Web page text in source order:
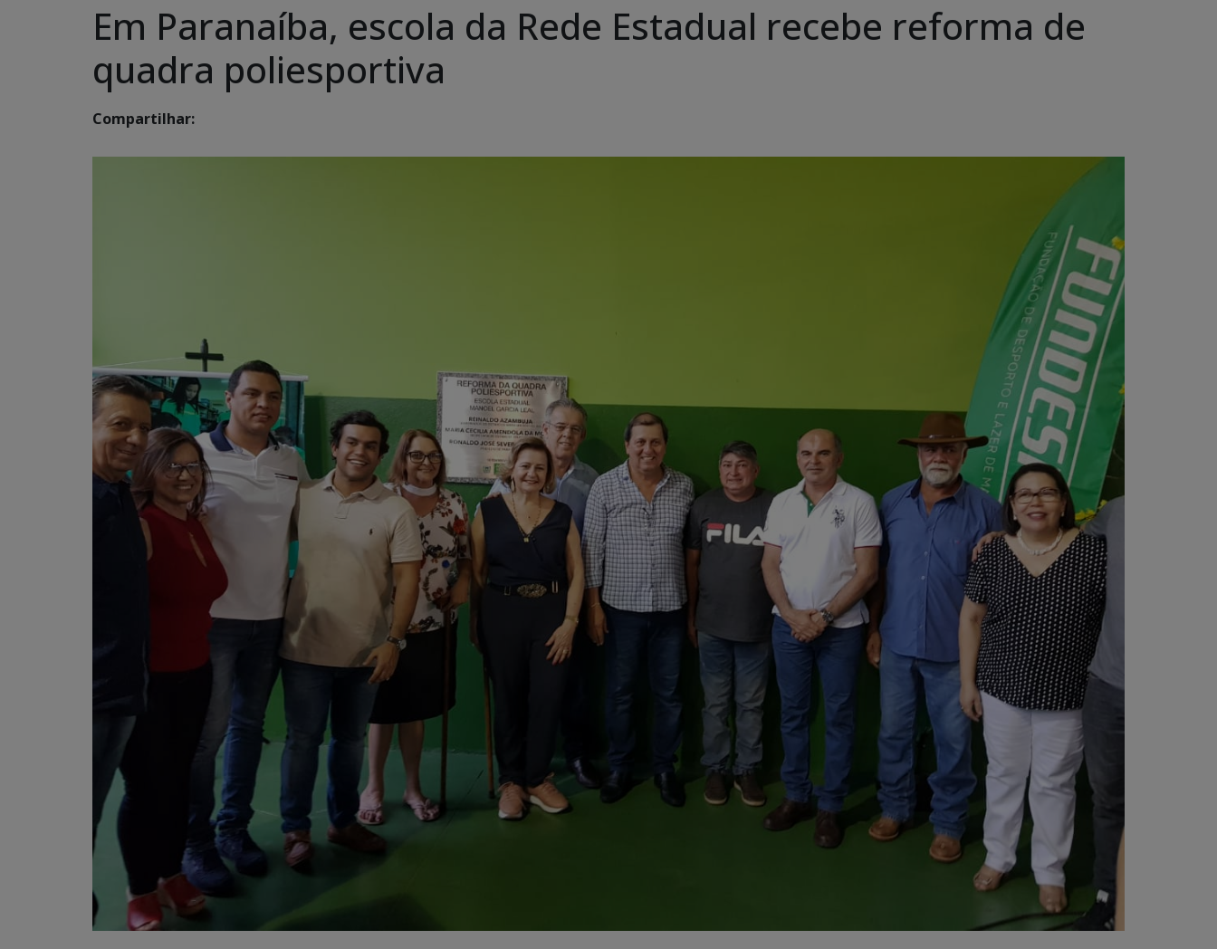
Em Paranaíba, escola da Rede Estadual recebe reforma de
quadra poliesportiva
Compartilhar: